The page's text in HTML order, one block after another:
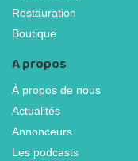
Restauration
Boutique
A propos
À propos de nous
Actualités
Annonceurs
Les podcasts